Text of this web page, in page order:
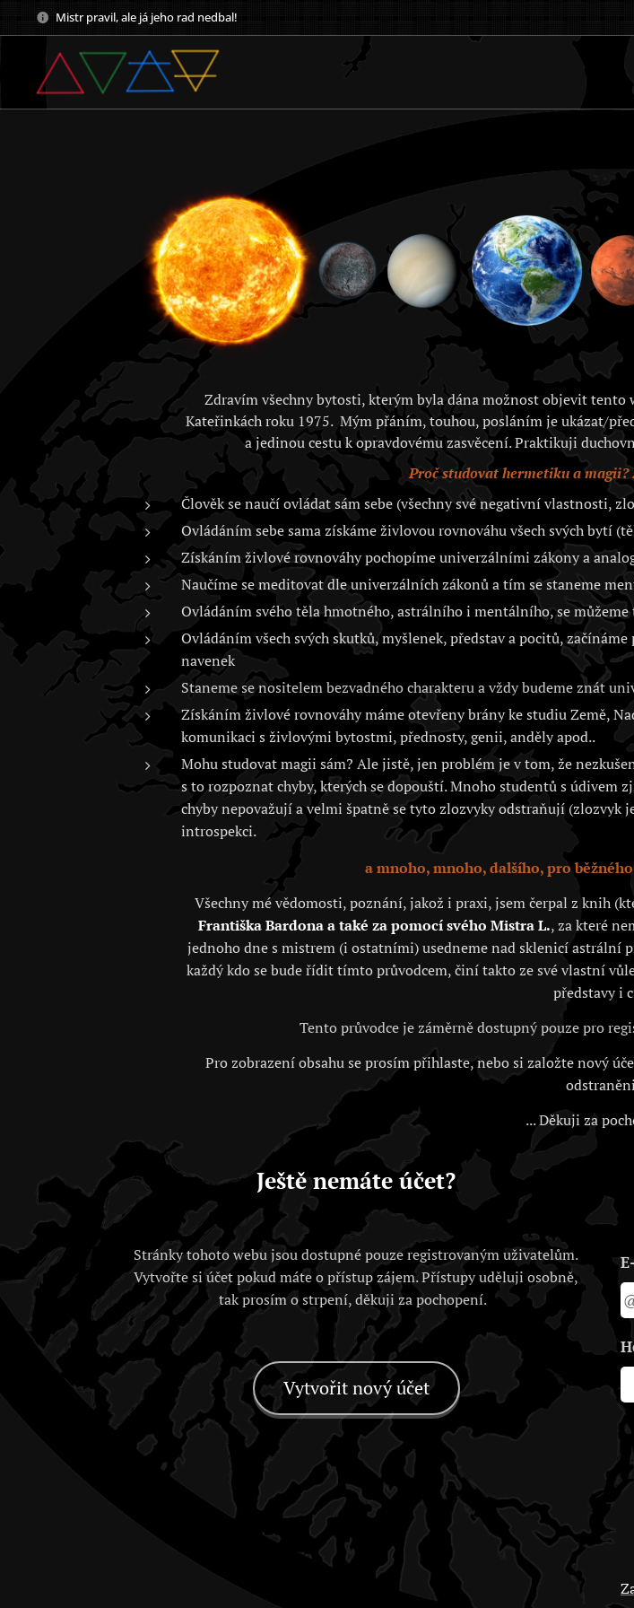
Mistr pravil, ale já jeho rad nedbal!
Zdravím všechny bytosti, kterým byla dána možnost objevit tento
Kateřinkách roku 1975. Mým přáním, touhou, posláním je ukázat/
a jedinou cestu k opravdovému zasvěcení. Praktikuji
Proč studovat hermetiku a
Člověk se naučí ovládat sám sebe (všechny své negativní vlastnosti,
Ovládáním sebe sama získáme živlovou rovnováhu všech svých bytí
Získáním živlové rovnováhy pochopíme univerzálními zákony a
Naučíme se meditovat dle univerzálních zákonů a tím se staneme
Ovládáním svého těla hmotného, astrálního i mentálního, se
Ovládáním všech svých skutků, myšlenek, představ a pocitů,
navenek
Staneme se nositelem bezvadného charakteru a vždy budeme znát
Získáním živlové rovnováhy máme otevřeny brány ke studiu Země,
komunikaci s živlovými bytostmi, přednosty, genii, anděly apod..
Mohu studovat magii sám? Ale jistě, jen problém je v tom, že
s to rozpoznat chyby, kterých se dopouští. Mnoho studentů s údivem
chyby nepovažují a velmi špatně se tyto zlozvyky odstraňují (zlozvyk
introspekci.
a mnoho, mnoho, dalšího, pro
Všechny mé vědomosti, poznání, jakož i praxi, jsem čerpal z knih
Františka Bardona a také za pomocí svého Mistra L., za které
jednoho dne s mistrem (i ostatními) usedneme nad sklenicí astrální
každý kdo se bude řídit tímto průvodcem, činí takto ze své vlastní
představy i
Tento průvodce je záměrně dostupný pouze pro
Pro zobrazení obsahu se prosím přihlaste, nebo si založte nový
... Děkuji za
Ještě nemáte účet?
Stránky tohoto webu jsou dostupné pouze registrovaným uživatelům.
Vytvořte si účet pokud máte o přístup zájem. Přístupy uděluji osobně,
tak prosím o strpení, děkuji za pochopení.
Vytvořit nový účet